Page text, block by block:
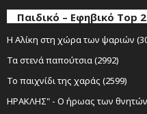
Παιδικό – Εφηβικό Top
Η Αλίκη στη χώρα των ψαριών
Τα στενά παπούτσια (2992)
Το παιχνίδι της χαράς (2599)
ΗΡΑΚΛΗΣ" - Ο ήρωας των θνητών